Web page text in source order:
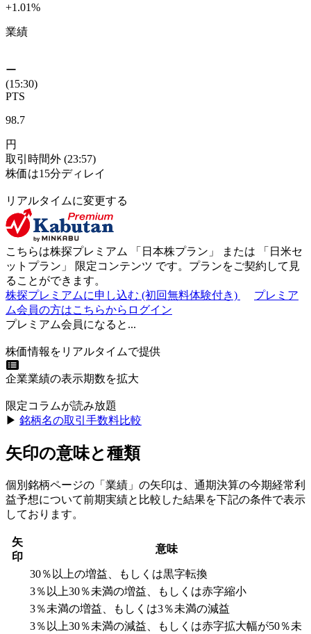
+1.01%
業績
ー
(15:30)
PTS
98.7
円
取引時間外 (23:57)
株価は15分ディレイ
リアルタイムに変更する
こちらは株探プレミアム 「 日本株プラン 」 または 「 日米セ
ットプラン 」 限定コンテンツ です。プランをご契約して見
ることができます。
株探プレミアムに申し込む (初回無料体験付き)
プレミア
ム会員の方はこちらからログイン
プレミアム会員になると...
株価情報をリアルタイムで提供
企業業績の表示期数を拡大
限定コラムが読み放題
▶︎ 銘柄名の取引手数料比較
矢印の意味と種類
個別銘柄ページの「業績」の矢印は、通期決算の今期経常利
益予想について前期実績と比較した結果を下記の条件で表示
しております。
矢
印
意味
30％以上の増益、もしくは黒字転換
3％以上30％未満の増益、もしくは赤字縮小
3％未満の増益、もしくは3％未満の減益
3％以上30％未満の減益、もしくは赤字拡大幅が50％未